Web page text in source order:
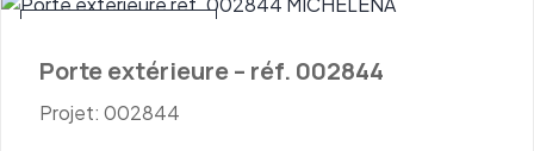
Porte extérieure – réf. 002844
Projet: 002844